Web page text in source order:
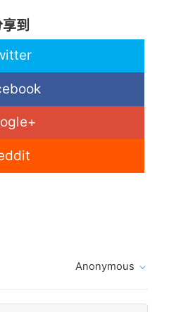
到
Anonymous